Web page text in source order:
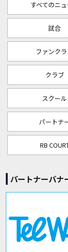
すべてのニ
試合
ファンク
クラブ
スクール
パートナ
RB
パートナーバナ